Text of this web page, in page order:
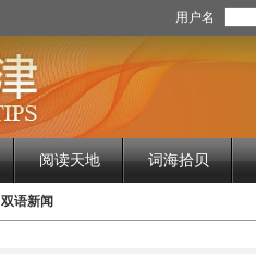
用户名
阅读天地 词海拾贝
双语新闻